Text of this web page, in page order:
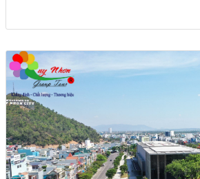
du thuyền trên biển Quy Nhơn